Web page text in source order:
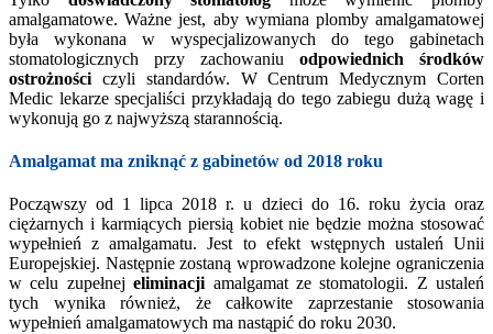
amalgamatowe. Ważne jest, aby wymiana plomby amalgamatowej
była wykonana w wyspecjalizowanych do tego gabinetach
stomatologicznych przy zachowaniu odpowiednich środków
ostrożności czyli standardów. W Centrum Medycznym Corten
Medic lekarze specjaliści przykładają do tego zabiegu dużą wagę i
wykonują go z najwyższą starannością.
Amalgamat ma zniknąć z gabinetów od 2018 roku
Począwszy od 1 lipca 2018 r. u dzieci do 16. roku życia oraz
ciężarnych i karmiących piersią kobiet nie będzie można stosować
wypełnień z amalgamatu. Jest to efekt wstępnych ustaleń Unii
Europejskiej. Następnie zostaną wprowadzone kolejne ograniczenia
w celu zupełnejeliminacji amalgamat ze stomatologii. Z ustaleń
tych wynika również, że całkowite zaprzestanie stosowania
wypełnień amalgamatowych ma nastąpić do roku 2030.